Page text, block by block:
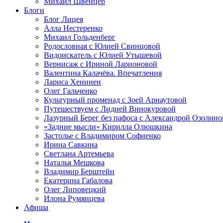
Блоги
Блог Лицея
Алла Нестеренко
Михаил Гольденберг
Родословная с Юлией Свинцовой
Видоискатель с Юлией Утышевой
Вернисаж с Ириной Ларионовой
Валентина Калачёва. Впечатления
Лариса Хенинен
Олег Гальченко
Культурный променад с Зоей Арнаутовой
Путешествуем с Лидией Винокуровой
Лазурный Берег без пафоса с Александрой
«Задние мысли» Кирилла Олюшкина
Застолье с Владимиром Софиенко
Ирина Савкина
Светлана Артемьева
Наталья Мешкова
Владимир Берштейн
Екатерина Габалова
Олег Липовецкий
Илона Румянцева
Афиша